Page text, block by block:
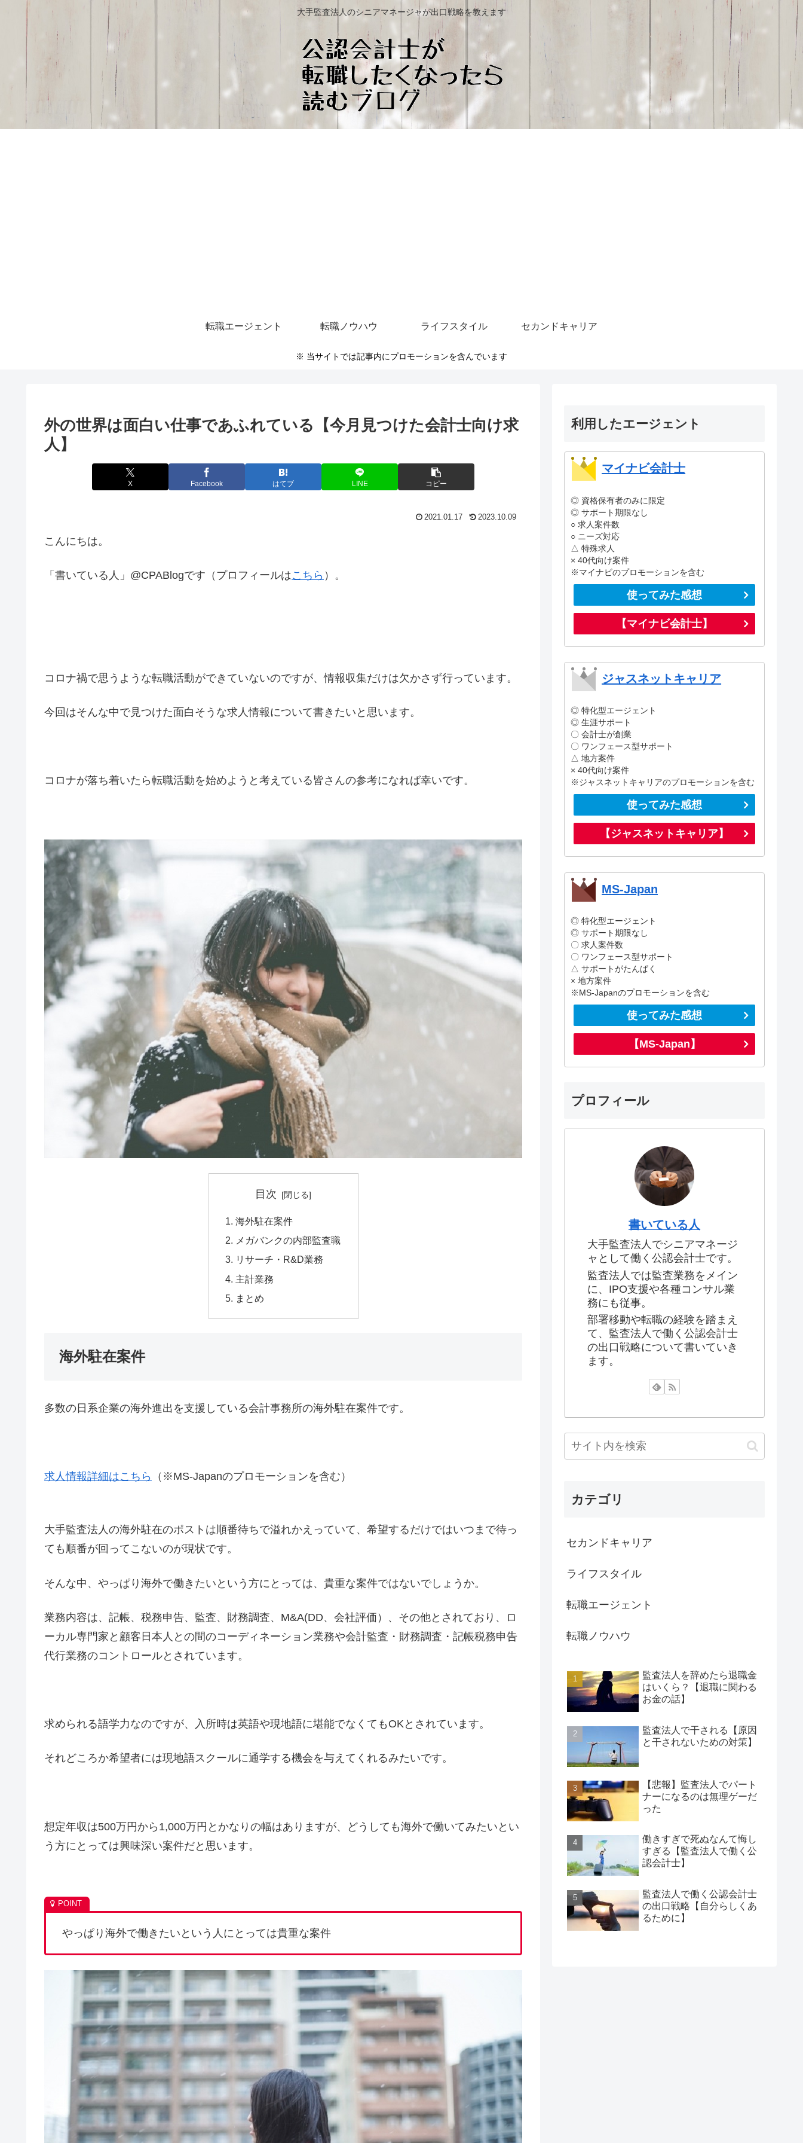
大手監査法人のシニアマネージャが出口戦略を教えます
転職エージェント 転職ノウハウ ライフスタイル セカンドキャリア
※ 当サイトでは記事内にプロモーションを含んでいます
外の世界は面白い仕事であふれている【今月見つけた会計士向け求
人】
X Facebook はてブ LINE コピー
2021.01.17 2023.10.09
こんにちは。
「書いている人」@CPABlogです（プロフィールはこちら ）。
コロナ禍で思うような転職活動ができていないのですが、情報収集だけは欠かさず行っています。
今回はそんな中で見つけた面白そうな求人情報について書きたいと思います。
コロナが落ち着いたら転職活動を始めようと考えている皆さんの参考になれば幸いです。
目次
海外駐在案件
メガバンクの内部監査職
リサーチ・R&D業務
主計業務
まとめ
海外駐在案件
多数の日系企業の海外進出を支援している会計事務所の海外駐在案件です。
求人情報詳細はこちら （※MS-Japanのプロモーションを含む）
大手監査法人の海外駐在のポストは順番待ちで溢れかえっていて、希望するだけではいつまで待っ
ても順番が回ってこないのが現状です。
そんな中、やっぱり海外で働きたいという方にとっては、貴重な案件ではないでしょうか。
業務内容は、記帳、税務申告、監査、財務調査、M&A(DD、会社評価）、その他とされており、ロ
ーカル専門家と顧客日本人との間のコーディネーション業務や会計監査・財務調査・記帳税務申告
代行業務のコントロールとされています。
求められる語学力なのですが、入所時は英語や現地語に堪能でなくてもOKとされています。
それどころか希望者には現地語スクールに通学する機会を与えてくれるみたいです。
想定年収は500万円から1,000万円とかなりの幅はありますが、どうしても海外で働いてみたいとい
う方にとっては興味深い案件だと思います。
やっぱり海外で働きたいという人にとっては貴重な案件
利用したエージェント
マイナビ会計士
◎ 資格保有者のみに限定
◎ サポート期限なし
○ 求人案件数
○ ニーズ対応
△ 特殊求人
× 40代向け案件
※マイナビのプロモーションを含む
使ってみた感想
【マイナビ会計士】
ジャスネットキャリア
◎ 特化型エージェント
◎ 生涯サポート
〇 会計士が創業
〇 ワンフェース型サポート
△ 地方案件
× 40代向け案件
※ジャスネットキャリアのプロモーションを含む
使ってみた感想
【ジャスネットキャリア】
MS-Japan
◎ 特化型エージェント
◎ サポート期限なし
〇 求人案件数
〇 ワンフェース型サポート
△ サポートがたんぱく
× 地方案件
※MS-Japanのプロモーションを含む
使ってみた感想
【MS-Japan】
プロフィール
書いている人
大手監査法人でシニアマネージ
ャとして働く公認会計士です。
監査法人では監査業務をメイン
に、IPO支援や各種コンサル業
務にも従事。
部署移動や転職の経験を踏まえ
て、監査法人で働く公認会計士
の出口戦略について書いていき
ます。
カテゴリ
セカンドキャリア
ライフスタイル
転職エージェント
転職ノウハウ
監査法人を辞めたら退職金
はいくら？【退職に関わる
お金の話】
監査法人で干される【原因
と干されないための対策】
【悲報】監査法人でパート
ナーになるのは無理ゲーだ
った
働きすぎで死ぬなんて悔し
すぎる【監査法人で働く公
認会計士】
監査法人で働く公認会計士
の出口戦略【自分らしくあ
るために】